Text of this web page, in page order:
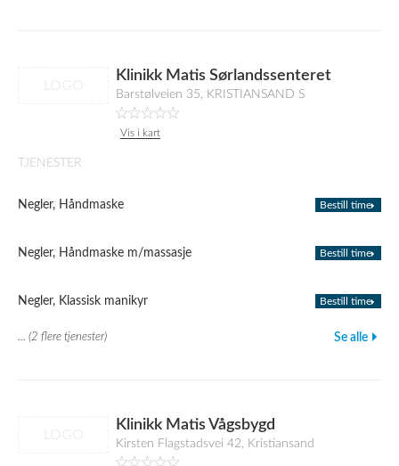
Klinikk Matis Sørlandssenteret
Barstølveien 35, KRISTIANSAND S
Vis i kart
TJENESTER
Negler, Håndmaske Bestill time
Negler, Håndmaske m/massasje Bestill time
Negler, Klassisk manikyr Bestill time
... (2 flere tjenester) Se alle
Klinikk Matis Vågsbygd
Kirsten Flagstadsvei 42, Kristiansand